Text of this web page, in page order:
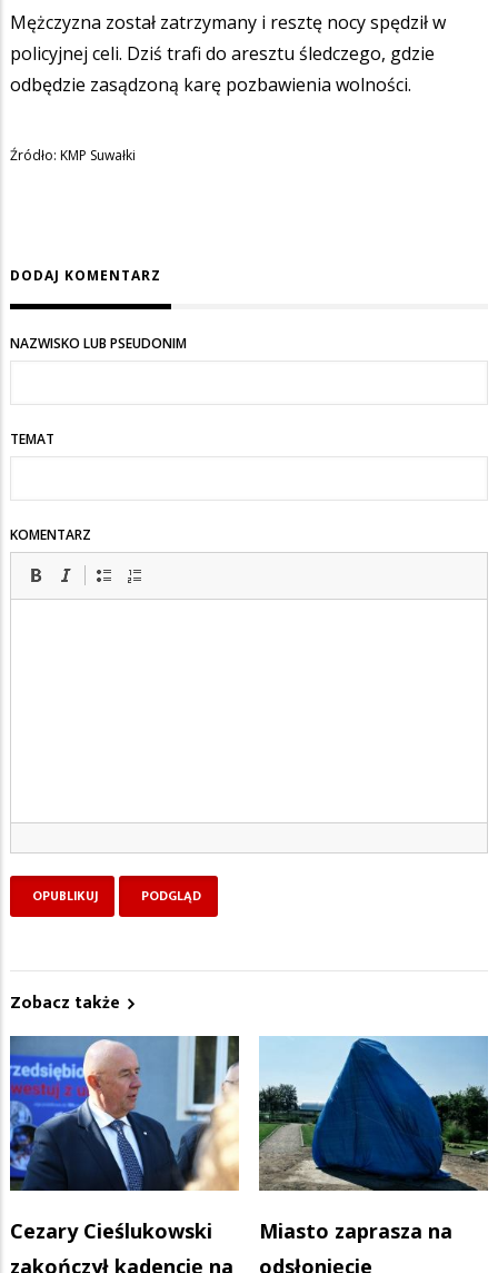
Mężczyzna został zatrzymany i resztę nocy spędził w
policyjnej celi. Dziś trafi do aresztu śledczego, gdzie
odbędzie zasądzoną karę pozbawienia wolności.
Źródło: KMP Suwałki
DODAJ KOMENTARZ
NAZWISKO LUB PSEUDONIM
TEMAT
KOMENTARZ
Zobacz także
Cezary Cieślukowski
zakończył kadencję na
Miasto zaprasza na
odsłonięcie